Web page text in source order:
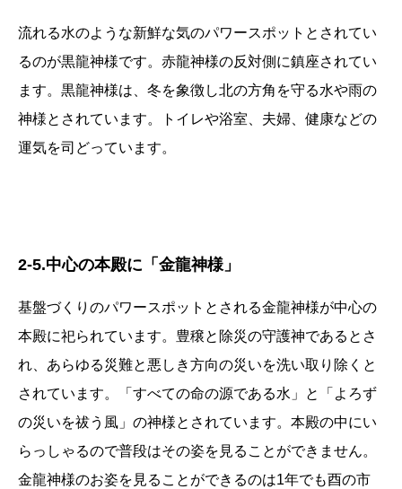
流れる水のような新鮮な気のパワースポットとされてい
るのが黒龍神様です。赤龍神様の反対側に鎮座されてい
ます。黒龍神様は、冬を象徴し北の方角を守る水や雨の
神様とされています。トイレや浴室、夫婦、健康などの
運気を司どっています。
2-5.中心の本殿に「金龍神様」
基盤づくりのパワースポットとされる金龍神様が中心の
本殿に祀られています。豊穣と除災の守護神であるとさ
れ、あらゆる災難と悪しき方向の災いを洗い取り除くと
されています。「すべての命の源である水」と「よろず
の災いを祓う風」の神様とされています。本殿の中にい
らっしゃるので普段はその姿を見ることができません。
金龍神様のお姿を見ることができるのは1年でも酉の市